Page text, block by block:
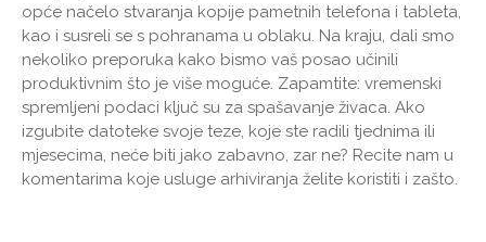
opće načelo stvaranja kopije pametnih telefona i tableta,
kao i susreli se s pohranama u oblaku. Na kraju, dali smo
nekoliko preporuka kako bismo vaš posao učinili
produktivnim što je više moguće. Zapamtite: vremenski
spremljeni podaci ključ su za spašavanje živaca. Ako
izgubite datoteke svoje teze, koje ste radili tjednima ili
mjesecima, neće biti jako zabavno, zar ne? Recite nam u
komentarima koje usluge arhiviranja želite koristiti i zašto.